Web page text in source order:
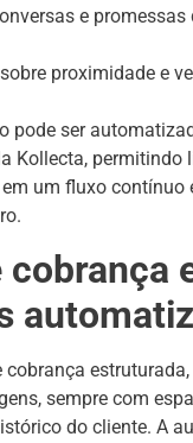
e
proximidade e
pode ser
Kollecta, permitindo
um fluxo contínuo
cobrança
cobrança
sempre com
do cliente. A